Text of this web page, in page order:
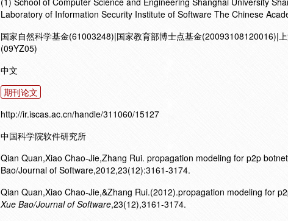
Laboratory of Information Security Institute of Software The Chinese
国家自然科学基金(61003248)|国家教育部博士点基金(20093108120016)|
(09YZ05)
中文
期刊论文
http://ir.iscas.ac.cn/handle/311060/15127
中国科学院软件研究所
Qian Quan,Xiao Chao-Jie,Zhang Rui. propagation modeling for p2p
Bao/Journal of Software,2012,23(12):3161-3174.
Qian Quan,Xiao Chao-Jie,&Zhang Rui.(2012).propagation modeling for
Xue Bao/Journal of Software,23(12),3161-3174.